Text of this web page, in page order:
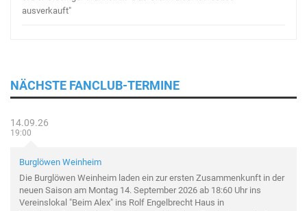
ausverkauft"
NÄCHSTE FANCLUB-TERMINE
14.09.26
19:00
Burglöwen Weinheim
Die Burglöwen Weinheim laden ein zur ersten Zusammenkunft in der
neuen Saison am Montag 14. September 2026 ab 18:60 Uhr ins
Vereinslokal "Beim Alex" ins Rolf Engelbrecht Haus in